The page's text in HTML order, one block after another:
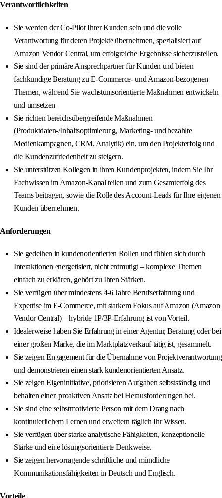
Verantwortlichkeiten
Sie werden der Co-Pilot Ihrer Kunden sein und die volle
Verantwortung für deren Projekte übernehmen, spezialisiert auf
Amazon Vendor Central, um erfolgreiche Ergebnisse sicherzustellen.
Sie sind der primäre Ansprechpartner für Kunden und bieten
fachkundige Beratung zu E-Commerce- und Amazon-bezogenen
Themen, während Sie wachstumsorientierte Maßnahmen entwickeln
und umsetzen.
Sie richten bereichsübergreifende Maßnahmen
(Produktdaten-/Inhaltsoptimierung, Marketing- und bezahlte
Medienkampagnen, CRM, Analytik) ein, um den Projekterfolg und
die Kundenzufriedenheit zu steigern.
Sie unterstützen Kollegen in ihren Kundenprojekten, indem Sie Ihr
Fachwissen im Amazon-Kanal teilen und zum Gesamterfolg des
Teams beitragen, sowie die Rolle des Account-Leads für Ihre eigenen
Kunden übernehmen.
Anforderungen
Sie gedeihen in kundenorientierten Rollen und fühlen sich durch
Interaktionen energetisiert, nicht entmutigt – komplexe Themen
einfach zu erklären, gehört zu Ihren Stärken.
Sie verfügen über mindestens 4-6 Jahre Berufserfahrung und
Expertise im E-Commerce, mit starkem Fokus auf Amazon (Amazon
Vendor Central) – hybride 1P/3P-Erfahrung ist von Vorteil.
Idealerweise haben Sie Erfahrung in einer Agentur, Beratung oder bei
einer großen Marke, die im Marktplatzverkauf tätig ist, gesammelt.
Sie zeigen Engagement für die Übernahme von Projektverantwortung
und demonstrieren einen stark kundenorientierten Ansatz.
Sie zeigen Eigeninitiative, priorisieren Aufgaben selbstständig und
behalten einen proaktiven Ansatz bei Herausforderungen bei.
Sie sind eine selbstmotivierte Person mit dem Drang nach
kontinuierlichem Lernen und erweitern täglich Ihr Wissen.
Sie verfügen über starke analytische Fähigkeiten, konzeptionelle
Stärke und eine lösungsorientierte Denkweise.
Sie zeigen hervorragende schriftliche und mündliche
Kommunikationsfähigkeiten in Deutsch und Englisch.
Vorteile